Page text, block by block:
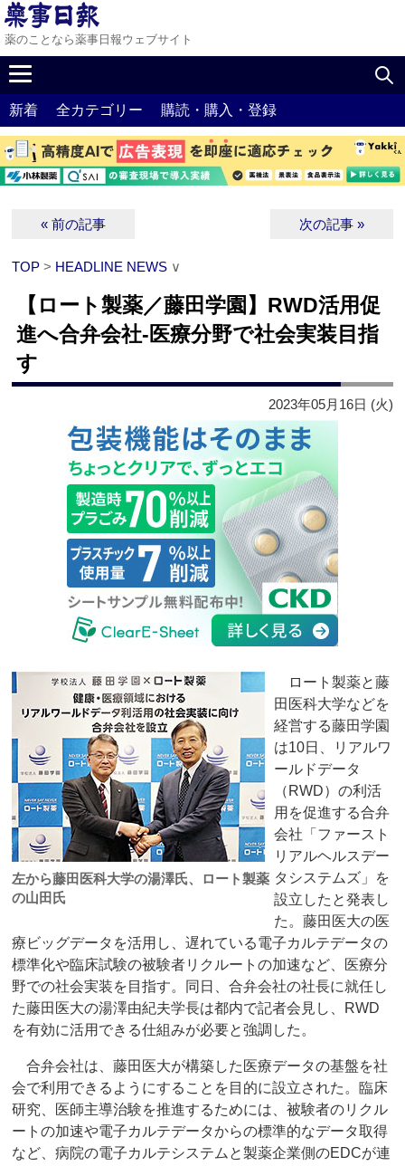
薬のことなら薬事日報ウェブサイト
新着 全カテゴリー 購読・購入・登録
« 前の記事 次の記事 »
TOP > HEADLINE NEWS ∨
【ロート製薬／藤田学園】RWD活用促
進へ合弁会社‐医療分野で社会実装目指
す
2023年05月16日 (火)
左から藤田医科大学の湯澤氏、ロート製薬
の山田氏
ロート製薬と藤
田医科大学などを
経営する藤田学園
は10日、リアルワ
ールドデータ
（RWD）の利活
用を促進する合弁
会社「ファースト
リアルヘルスデー
タシステムズ」を
設立したと発表し
た。藤田医大の医
療ビッグデータを活用し、遅れている電子カルテデータの
標準化や臨床試験の被験者リクルートの加速など、医療分
野での社会実装を目指す。同日、合弁会社の社長に就任し
た藤田医大の湯澤由紀夫学長は都内で記者会見し、RWD
を有効に活用できる仕組みが必要と強調した。
合弁会社は、藤田医大が構築した医療データの基盤を社
会で利用できるようにすることを目的に設立された。臨床
研究、医師主導治験を推進するためには、被験者のリクル
ートの加速や電子カルテデータからの標準的なデータ取得
など、病院の電子カルテシステムと製薬企業側のEDCが連